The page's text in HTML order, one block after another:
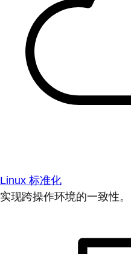
Linux 标准化
实现跨操作环境的一致性。